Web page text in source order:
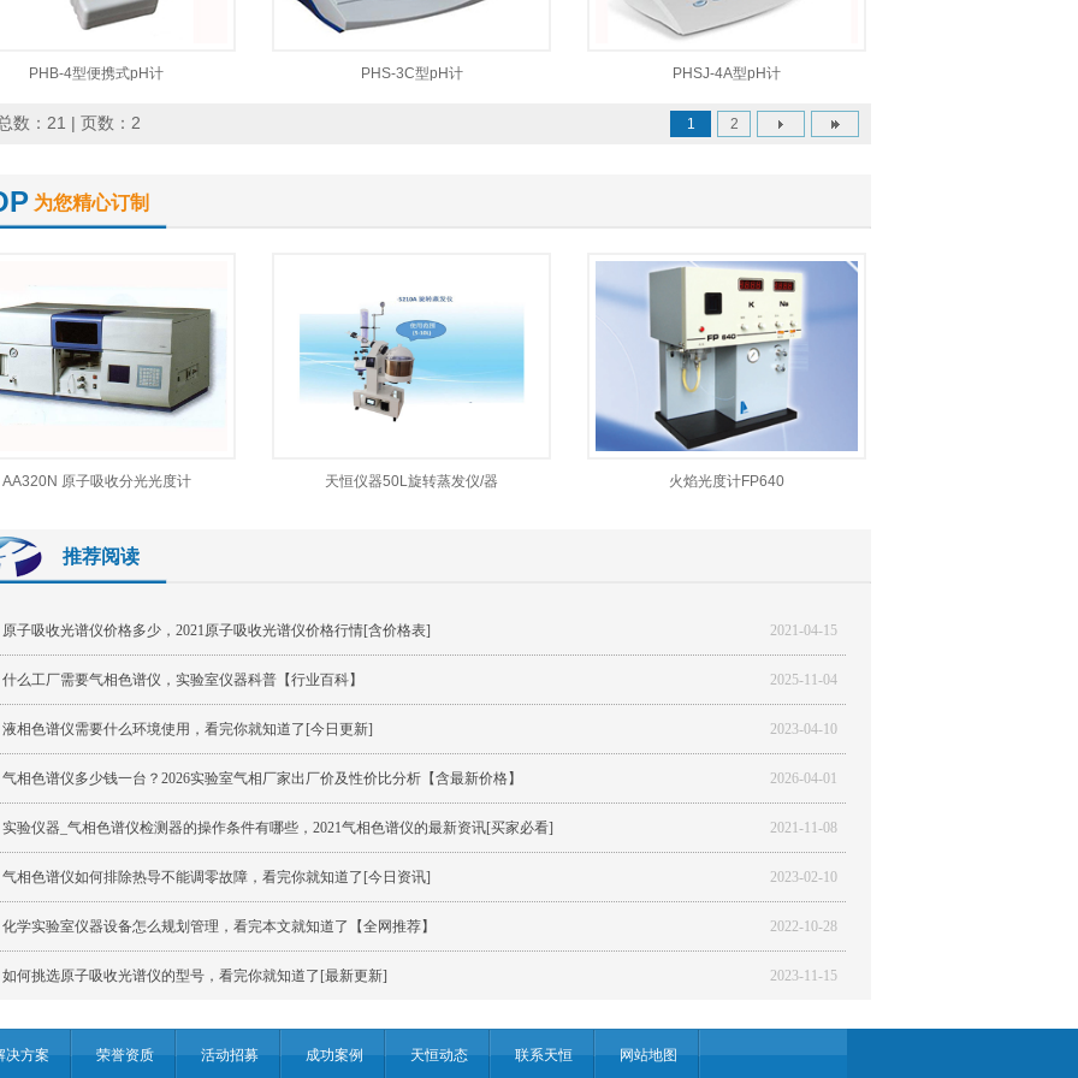
PHB-4型便携式pH计 PHS-3C型pH计 PHSJ-4A型pH计
数：21 | 页数：2 1 2
为您精心订制
AA320N 原子吸收分光光度计 天恒仪器50L旋转蒸发仪/器 火焰光度计FP640
推荐阅读
2021-04-15
原子吸收光谱仪价格多少，2021原子吸收光谱仪价格行情[含价格表]
2025-11-04
什么工厂需要气相色谱仪，实验室仪器科普【行业百科】
2023-04-10
液相色谱仪需要什么环境使用，看完你就知道了[今日更新]
2026-04-01
气相色谱仪多少钱一台？2026实验室气相厂家出厂价及性价比分析【含最新价格】
2021-11-08
实验仪器_气相色谱仪检测器的操作条件有哪些，2021气相色谱仪的最新资讯[买家必看]
2023-02-10
气相色谱仪如何排除热导不能调零故障，看完你就知道了[今日资讯]
2022-10-28
化学实验室仪器设备怎么规划管理，看完本文就知道了【全网推荐】
2023-11-15
如何挑选原子吸收光谱仪的型号，看完你就知道了[最新更新]
决方案 荣誉资质 活动招募 成功案例 天恒动态 联系天恒 网站地图